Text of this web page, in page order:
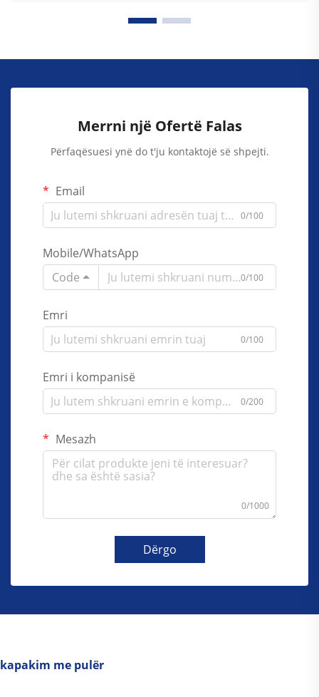
Merrni një Ofertë Falas
Përfaqësuesi ynë do t'ju kontaktojë së shpejti.
Email
0/100
Mobile/WhatsApp
Code
0/100
Emri
0/100
Emri i kompanisë
0/200
Mesazh
0/1000
Dërgo
kapakim me pulër